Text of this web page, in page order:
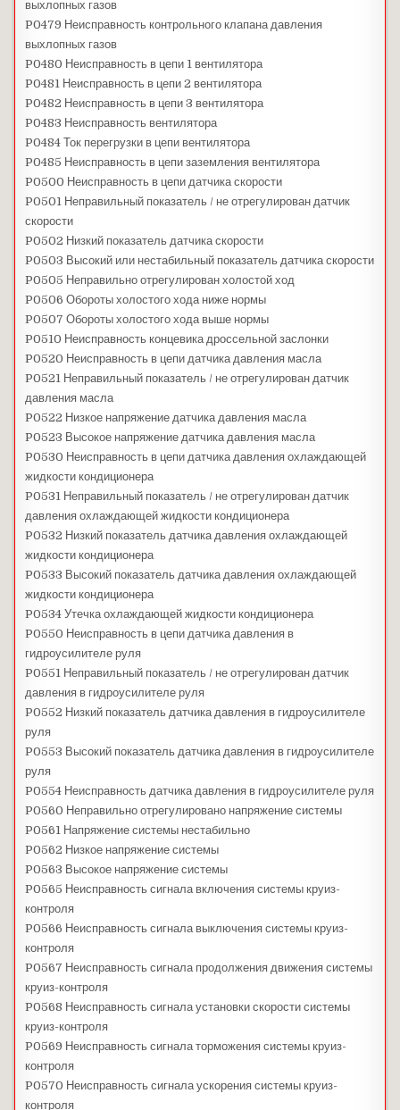
выхлопных газов
P0479 Неисправность контрольного клапана давления
выхлопных газов
P0480 Неисправность в цепи 1 вентилятора
P0481 Неисправность в цепи 2 вентилятора
P0482 Неисправность в цепи 3 вентилятора
P0483 Неисправность вентилятора
P0484 Ток перегрузки в цепи вентилятора
P0485 Неисправность в цепи заземления вентилятора
P0500 Неисправность в цепи датчика скорости
P0501 Неправильный показатель / не отрегулирован датчик
скорости
P0502 Низкий показатель датчика скорости
P0503 Высокий или нестабильный показатель датчика скорости
P0505 Неправильно отрегулирован холостой ход
P0506 Обороты холостого хода ниже нормы
P0507 Обороты холостого хода выше нормы
P0510 Неисправность концевика дроссельной заслонки
P0520 Неисправность в цепи датчика давления масла
P0521 Неправильный показатель / не отрегулирован датчик
давления масла
P0522 Низкое напряжение датчика давления масла
P0523 Высокое напряжение датчика давления масла
P0530 Неисправность в цепи датчика давления охлаждающей
жидкости кондиционера
P0531 Неправильный показатель / не отрегулирован датчик
давления охлаждающей жидкости кондиционера
P0532 Низкий показатель датчика давления охлаждающей
жидкости кондиционера
P0533 Высокий показатель датчика давления охлаждающей
жидкости кондиционера
P0534 Утечка охлаждающей жидкости кондиционера
P0550 Неисправность в цепи датчика давления в
гидроусилителе руля
P0551 Неправильный показатель / не отрегулирован датчик
давления в гидроусилителе руля
P0552 Низкий показатель датчика давления в гидроусилителе
руля
P0553 Высокий показатель датчика давления в гидроусилителе
руля
P0554 Неисправность датчика давления в гидроусилителе руля
P0560 Неправильно отрегулировано напряжение системы
P0561 Напряжение системы нестабильно
P0562 Низкое напряжение системы
P0563 Высокое напряжение системы
P0565 Неисправность сигнала включения системы круиз-
контроля
P0566 Неисправность сигнала выключения системы круиз-
контроля
P0567 Неисправность сигнала продолжения движения системы
круиз-контроля
P0568 Неисправность сигнала установки скорости системы
круиз-контроля
P0569 Неисправность сигнала торможения системы круиз-
контроля
P0570 Неисправность сигнала ускорения системы круиз-
контроля